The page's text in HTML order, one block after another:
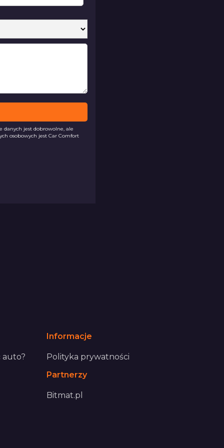
danych jest dobrowolne, ale
osobowych jest Car Comfort
auto?
Informacje
Polityka prywatności
Partnerzy
Bitmat.pl